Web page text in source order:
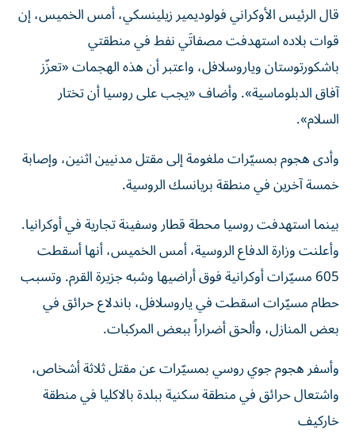
قال الرئيس الأوكراني فولوديمير زيلينسكي، أمس الخميس، إن
قوات بلاده استهدفت مصفاتَي نفط في منطقتي
باشكورتوستان وياروسلافل، واعتبر أن هذه الهجمات «تعزّز
آفاق الدبلوماسية». وأضاف «يجب على روسيا أن تختار
السلام».
وأدى هجوم بمسيّرات ملغومة إلى مقتل مدنيين ​اثنين، وإصابة
خمسة ‌آخرين في منطقة بريانسك ‌الروسية.
بينما استهدفت روسيا محطة قطار وسفينة تجارية في أوكرانيا.
وأعلنت وزارة الدفاع الروسية، أمس الخميس، أنها أسقطت
605 مسيّرات أوكرانية فوق أراضيها وشبه جزيرة القرم. وتسبب
حطام مسيّرات اسقطت في ياروسلافل، باندلاع حرائق في
بعض المنازل، وألحق أضراراً ببعض المركبات.
وأسفر هجوم جوي روسي بمسيّرات عن مقتل ثلاثة أشخاص،
واشتعال حرائق في منطقة سكنية ببلدة بالاكليا في منطقة
خاركيف